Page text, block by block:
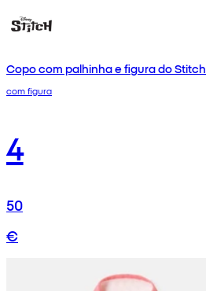
Copo com palhinha e figura do Stitch
com figura
4
50
€